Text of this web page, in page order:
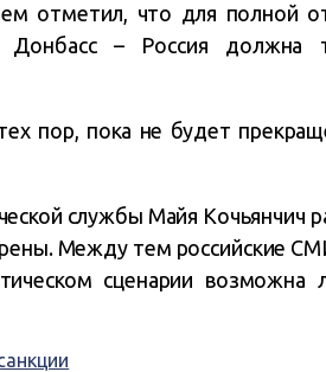
отметил, что для полной
– Россия должна
пор, пока не будет
службы Майя Кочьянчич
Между тем российские
сценарии возможна